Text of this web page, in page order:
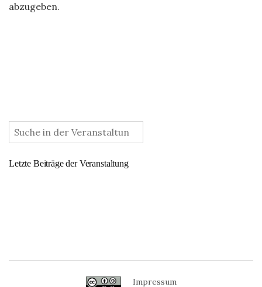
abzugeben.
:
Letzte Beiträge der Veranstaltung
Impressum